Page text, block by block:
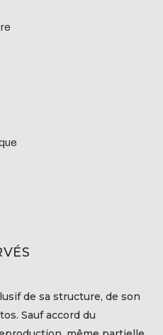
de sa structure, de son
Sauf accord du